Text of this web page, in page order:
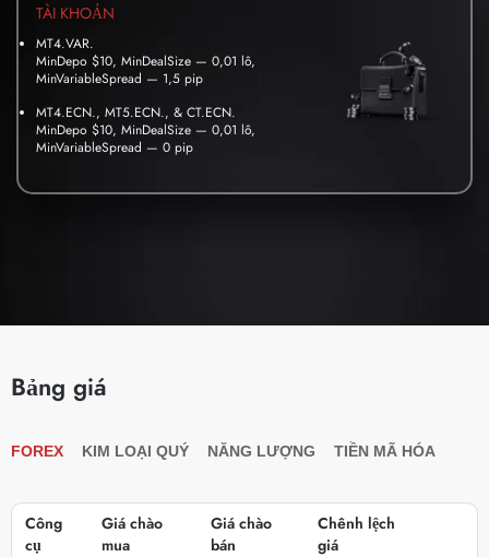
TÀI KHOẢN
MT4.VAR.
MinDepo $10, MinDealSize — 0,01 lô,
MinVariableSpread — 1,5 pip
MT4.ECN., MT5.ECN., & CT.ECN.
MinDepo $10, MinDealSize — 0,01 lô,
MinVariableSpread — 0 pip
Bảng giá
FOREX KIM LOẠI QUÝ NĂNG LƯỢNG TIỀN MÃ HÓA
Công
cụ
Giá chào
mua
Giá chào
bán
Chênh lệch
giá